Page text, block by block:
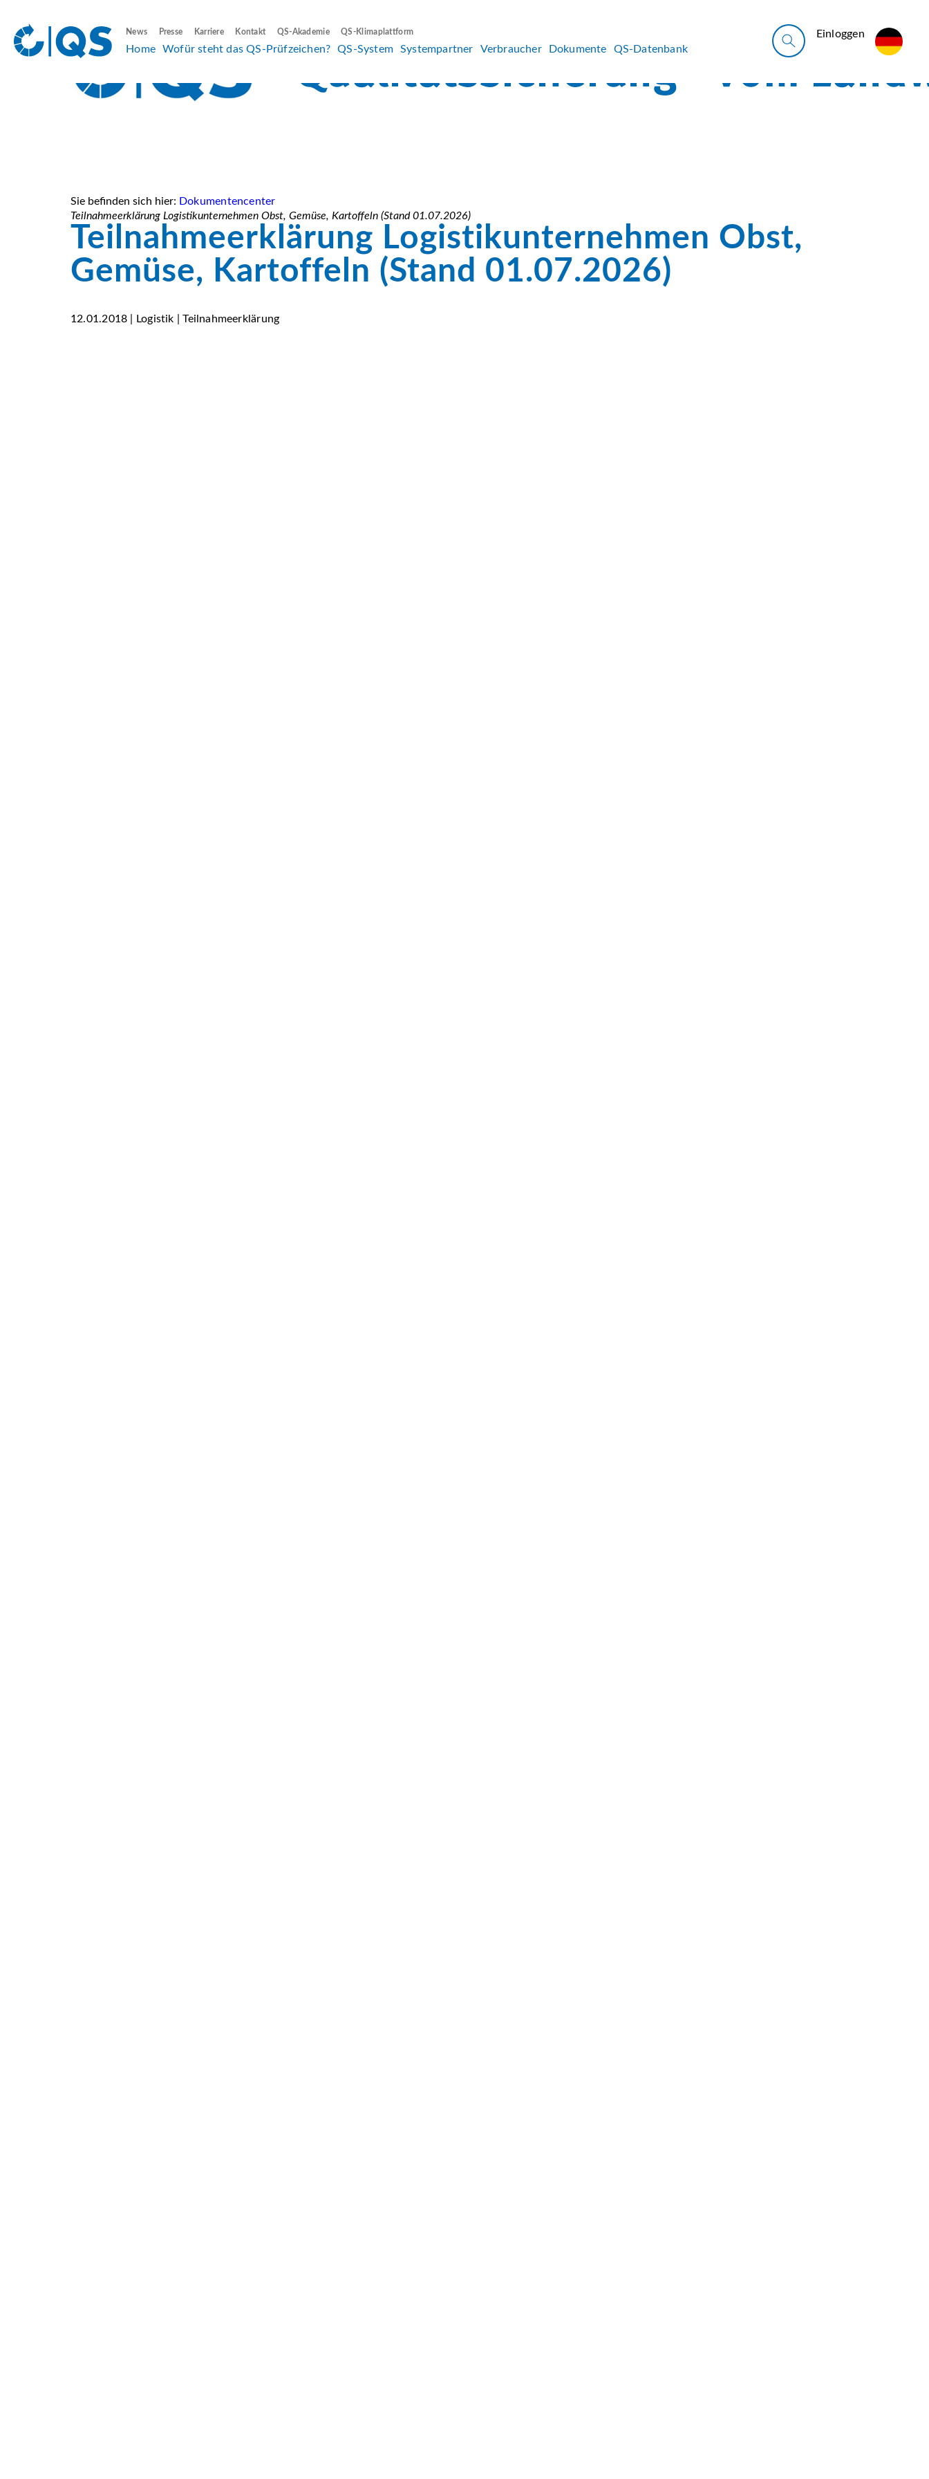
News Presse Karriere Kontakt QS-Akademie QS-Klimaplattform
Home Wofür steht das QS-Prüfzeichen? QS-System Systempartner Verbraucher Dokumente QS-Datenbank
Ein­log­gen
Sie befinden sich hier: Dokumentencenter
Teilnahmeerklärung Logistikunternehmen Obst, Gemüse, Kartoffeln (Stand 01.07.2026)
Teilnahmeerklärung Logistikunternehmen Obst,
Gemüse, Kartoffeln (Stand 01.07.2026)
12.01.2018 | Logistik | Teilnahmeerklärung